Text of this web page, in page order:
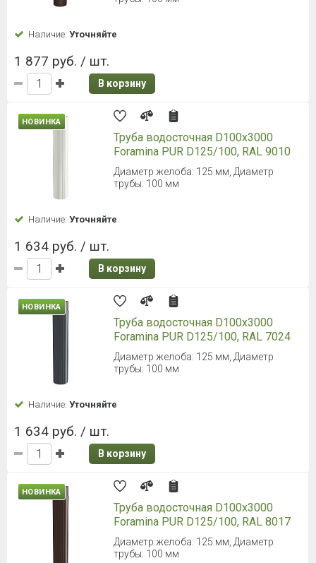
Наличие: Уточняйте
1 877 руб. / шт.
В корзину
НОВИНКА
Труба водосточная D100х3000
Foramina PUR D125/100, RAL 9010
Диаметр желоба: 125 мм, Диаметр
трубы: 100 мм
Наличие: Уточняйте
1 634 руб. / шт.
В корзину
НОВИНКА
Труба водосточная D100х3000
Foramina PUR D125/100, RAL 7024
Диаметр желоба: 125 мм, Диаметр
трубы: 100 мм
Наличие: Уточняйте
1 634 руб. / шт.
В корзину
НОВИНКА
Труба водосточная D100х3000
Foramina PUR D125/100, RAL 8017
Диаметр желоба: 125 мм, Диаметр
трубы: 100 мм